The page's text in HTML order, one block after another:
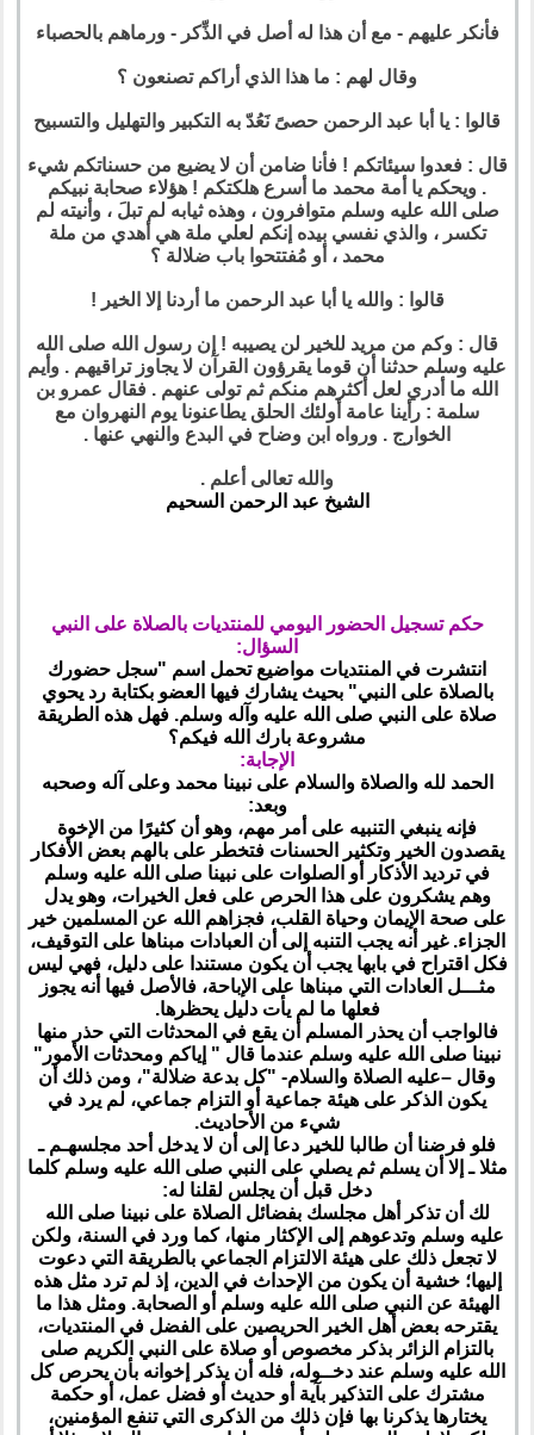
فأنكر عليهم - مع أن هذا له أصل في الذِّكر - ورماهم بالحصباء
وقال لهم : ما هذا الذي أراكم تصنعون ؟
قالوا : يا أبا عبد الرحمن حصىً نَعُدّ به التكبير والتهليل والتسبيح
قال : فعدوا سيئاتكم ! فأنا ضامن أن لا يضيع من حسناتكم شيء
. ويحكم يا أمة محمد ما أسرع هلكتكم ! هؤلاء صحابة نبيكم
صلى الله عليه وسلم متوافرون ، وهذه ثيابه لم تبلَ ، وأنيته لم
تكسر ، والذي نفسي بيده إنكم لعلي ملة هي أهدي من ملة
محمد ، أو مُفتتحوا باب ضلالة ؟
قالوا : والله يا أبا عبد الرحمن ما أردنا إلا الخير !
قال : وكم من مريد للخير لن يصيبه ! إن رسول الله صلى الله
عليه وسلم حدثنا أن قوما يقرؤون القرآن لا يجاوز تراقيهم . وأيم
الله ما أدري لعل أكثرهم منكم ثم تولى عنهم . فقال عمرو بن
سلمة : رأينا عامة أولئك الحلق يطاعنونا يوم النهروان مع
الخوارج . ورواه ابن وضاح في البدع والنهي عنها .
والله تعالى أعلم .
الشيخ عبد الرحمن السحيم
حكم تسجيل الحضور اليومي للمنتديات بالصلاة على النبي
السؤال:
انتشرت في المنتديات مواضيع تحمل اسم "سجل حضورك
بالصلاة على النبي" بحيث يشارك فيها العضو بكتابة رد يحوي
صلاة على النبي صلى الله عليه وآله وسلم. فهل هذه الطريقة
مشروعة بارك الله فيكم؟
الإجابة:
الحمد لله والصلاة والسلام على نبينا محمد وعلى آله وصحبه
وبعد:
فإنه ينبغي التنبيه على أمر مهم، وهو أن كثيرًا من الإخوة
يقصدون الخير وتكثير الحسنات فتخطر على بالهم بعض الأفكار
في ترديد الأذكار أو الصلوات على نبينا صلى الله عليه وسلم
وهم يشكرون على هذا الحرص على فعل الخيرات، وهو يدل
على صحة الإيمان وحياة القلب، فجزاهم الله عن المسلمين خير
الجزاء. غير أنه يجب التنبه إلى أن العبادات مبناها على التوقيف،
فكل اقتراح في بابها يجب أن يكون مستندا على دليل، فهي ليس
مثـــل العادات التي مبناها على الإباحة، فالأصل فيها أنه يجوز
فعلها ما لم يأت دليل يحظرها.
فالواجب أن يحذر المسلم أن يقع في المحدثات التي حذر منها
نبينا صلى الله عليه وسلم عندما قال " إياكم ومحدثات الأمور"
وقال –عليه الصلاة والسلام- "كل بدعة ضلالة"، ومن ذلك أن
يكون الذكر على هيئة جماعية أو التزام جماعي، لم يرد في
شيء من الأحاديث.
فلو فرضنا أن طالبا للخير دعا إلى أن لا يدخل أحد مجلسهـم ـ
مثلا ـ إلا أن يسلم ثم يصلي على النبي صلى الله عليه وسلم كلما
دخل قبل أن يجلس لقلنا له:
لك أن تذكر أهل مجلسك بفضائل الصلاة على نبينا صلى الله
عليه وسلم وتدعوهم إلى الإكثار منها، كما ورد في السنة، ولكن
لا تجعل ذلك على هيئة الالتزام الجماعي بالطريقة التي دعوت
إليها؛ خشية أن يكون من الإحداث في الدين، إذ لم ترد مثل هذه
الهيئة عن النبي صلى الله عليه وسلم أو الصحابة. ومثل هذا ما
يقترحه بعض أهل الخير الحريصين على الفضل في المنتديات،
بالتزام الزائر بذكر مخصوص أو صلاة على النبي الكريم صلى
الله عليه وسلم عند دخــوله، فله أن يذكر إخوانه بأن يحرص كل
مشترك على التذكير بآية أو حديث أو فضل عمل، أو حكمة
يختارها يذكرنا بها فإن ذلك من الذكرى التي تنفع المؤمنين،